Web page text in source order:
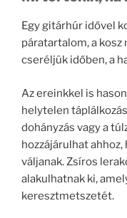
Egy gitárhúr idővel
páratartalom, a kosz
cseréljük időben, a
Az ereinkkel is
helytelen
dohányzás vagy a
hozzájárulhat
váljanak. Zsíros
alakulhatnak ki,
keresztmetszetét.